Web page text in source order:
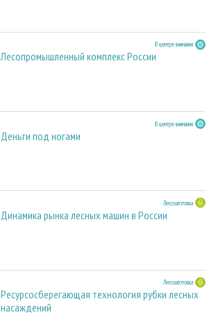
В центре внимания
Лесопромышленный комплекс России
В центре внимания
Деньги под ногами
Лесозаготовка
Динамика рынка лесных машин в России
Лесозаготовка
Ресурсосберегающая технология рубки лесных
насаждений